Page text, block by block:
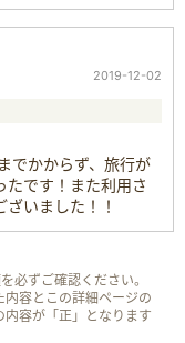
2019-12-02
でかからず、旅行が
たです！また利用さ
いました！！
必ずご確認ください。
容とこの詳細ページの
容が「正」となります